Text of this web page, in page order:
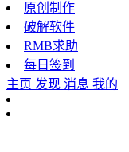
原创制作
破解软件
RMB求助
每日签到
主页 发现 消息 我的